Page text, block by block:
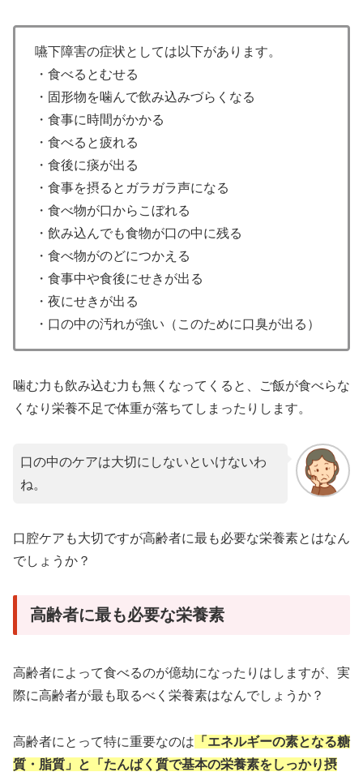
嚥下障害の症状としては以下があります。
・食べるとむせる
・固形物を噛んで飲み込みづらくなる
・食事に時間がかかる
・食べると疲れる
・食後に痰が出る
・食事を摂るとガラガラ声になる
・食べ物が口からこぼれる
・飲み込んでも食物が口の中に残る
・食べ物がのどにつかえる
・食事中や食後にせきが出る
・夜にせきが出る
・口の中の汚れが強い（このために口臭が出る）
噛む力も飲み込む力も無くなってくると、ご飯が食べらな
くなり栄養不足で体重が落ちてしまったりします。
口の中のケアは大切にしないといけないわ
ね。
口腔ケアも大切ですが高齢者に最も必要な栄養素とはなん
でしょうか？
高齢者に最も必要な栄養素
高齢者によって食べるのが億劫になったりはしますが、実
際に高齢者が最も取るべく栄養素はなんでしょうか？
高齢者にとって特に重要なのは 「エネルギーの素となる糖
質・脂質」と「たんぱく質で基本の栄養素をしっかり摂